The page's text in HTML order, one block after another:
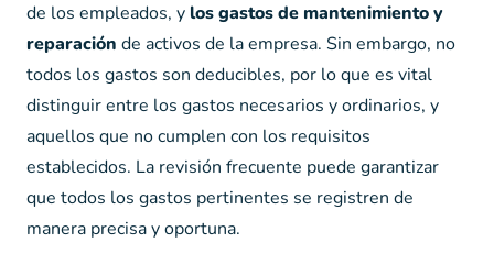
de los empleados, y los gastos de mantenimiento y
reparación de activos de la empresa. Sin embargo, no
todos los gastos son deducibles, por lo que es vital
distinguir entre los gastos necesarios y ordinarios, y
aquellos que no cumplen con los requisitos
establecidos. La revisión frecuente puede garantizar
que todos los gastos pertinentes se registren de
manera precisa y oportuna.